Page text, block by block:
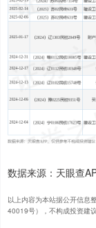
数据来源：天眼查
以上内容为本站据公开信息
40019号），不构成投资建议